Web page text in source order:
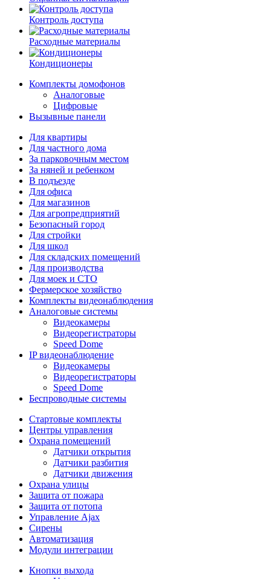
Контроль доступа
Расходные материалы
Кондиционеры
Комплекты домофонов
Аналоговые
Цифровые
Вызывные панели
Для квартиры
Для частного дома
За парковочным местом
За няней и ребенком
В подъезде
Для офиса
Для магазинов
Для агропредприятий
Безопасный город
Для стройки
Для школ
Для складских помещений
Для производства
Для моек и СТО
Фермерское хозяйство
Комплекты видеонаблюдения
Аналоговые системы
Видеокамеры
Видеорегистраторы
Speed Dome
IP видеонаблюдение
Видеокамеры
Видеорегистраторы
Speed Dome
Беспроводные системы
Стартовые комплекты
Центры управления
Охрана помещений
Датчики открытия
Датчики разбития
Датчики движения
Охрана улицы
Защита от пожара
Защита от потопа
Управление Ajax
Сирены
Автоматизация
Модули интеграции
Кнопки выхода